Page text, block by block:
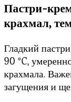
Пастри-
крахмал,
Гладкий
90 °C,
крахмала.
загущения и